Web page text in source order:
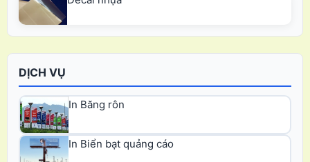
DỊCH VỤ
In Băng rôn
In Biển bạt quảng cáo